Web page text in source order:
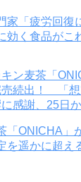
家「疲労回
効く食品がこ
「ONICHA」
遥かに超え